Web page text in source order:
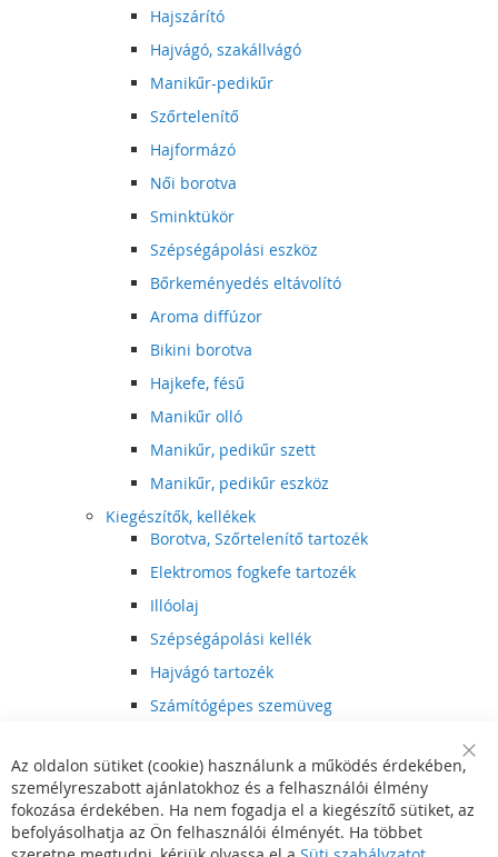
Hajszárító
Hajvágó, szakállvágó
Manikűr-pedikűr
Szőrtelenítő
Hajformázó
Női borotva
Sminktükör
Szépségápolási eszköz
Bőrkeményedés eltávolító
Aroma diffúzor
Bikini borotva
Hajkefe, fésű
Manikűr olló
Manikűr, pedikűr szett
Manikűr, pedikűr eszköz
Kiegészítők, kellékek
Borotva, Szőrtelenítő tartozék
Elektromos fogkefe tartozék
Illóolaj
Szépségápolási kellék
Hajvágó tartozék
Számítógépes szemüveg
Hajvágó kiegészítő
Szórakoztató elektronika
Multimédia
DVD, BluRay lejátszó
Bar
Az oldalon sütiket (cookie) használunk a működés érdekében,
személyreszabott ajánlatokhoz és a felhasználói élmény
fokozása érdekében. Ha nem fogadja el a kiegészítő sütiket, az
befolyásolhatja az Ön felhasználói élményét. Ha többet